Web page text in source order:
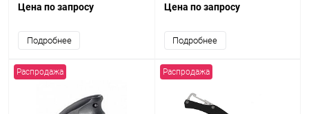
Цена по запросу
Подробнее
Цена по запросу
Подробнее
Распродажа Распродажа